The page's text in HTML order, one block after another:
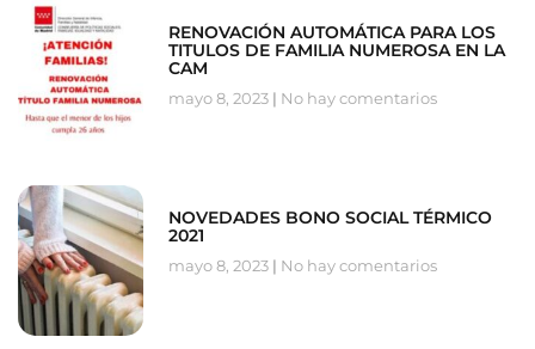
RENOVACIÓN AUTOMÁTICA PARA LOS
TITULOS DE FAMILIA NUMEROSA EN LA
CAM
mayo 8, 2023 No hay comentarios
NOVEDADES BONO SOCIAL TÉRMICO
2021
mayo 8, 2023 No hay comentarios